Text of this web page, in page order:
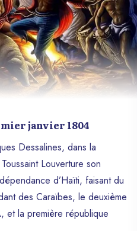
janvier 1804
Dessalines, dans la
Louverture son
d’Haïti, faisant du
des Caraïbes, le deuxième
et la première république